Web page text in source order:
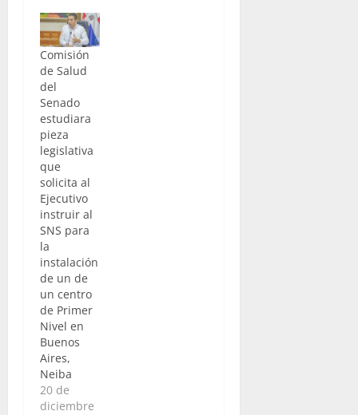
Comisión
de Salud
del
Senado
estudiara
pieza
legislativa
que
solicita al
Ejecutivo
instruir al
SNS para
la
instalación
de un de
un centro
de Primer
Nivel en
Buenos
Aires,
Neiba
20 de
diciembre